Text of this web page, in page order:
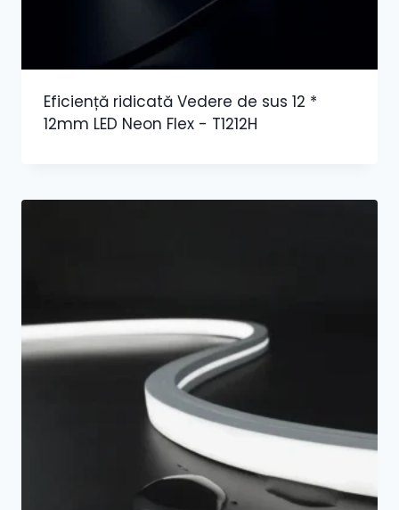
Eficiență ridicată Vedere de sus 12 *
12mm LED Neon Flex - T1212H